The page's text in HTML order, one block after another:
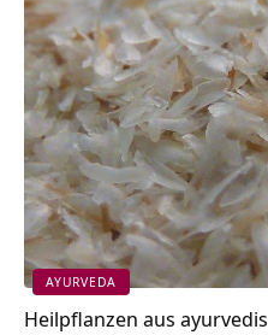
AYURVEDA
Heilpflanzen aus